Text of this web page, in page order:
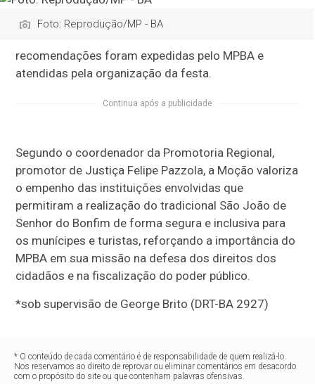
Foto: Reprodução/MP - BA
recomendações foram expedidas pelo MPBA e
atendidas pela organização da festa.
Continua após a publicidade
Segundo o coordenador da Promotoria Regional,
promotor de Justiça Felipe Pazzola, a Moção valoriza
o empenho das instituições envolvidas que
permitiram a realização do tradicional São João de
Senhor do Bonfim de forma segura e inclusiva para
os munícipes e turistas, reforçando a importância do
MPBA em sua missão na defesa dos direitos dos
cidadãos e na fiscalização do poder público.
*sob supervisão de George Brito (DRT-BA 2927)
* O conteúdo de cada comentário é de responsabilidade de quem realizá-lo.
Nos reservamos ao direito de reprovar ou eliminar comentários em desacordo
com o propósito do site ou que contenham palavras ofensivas.